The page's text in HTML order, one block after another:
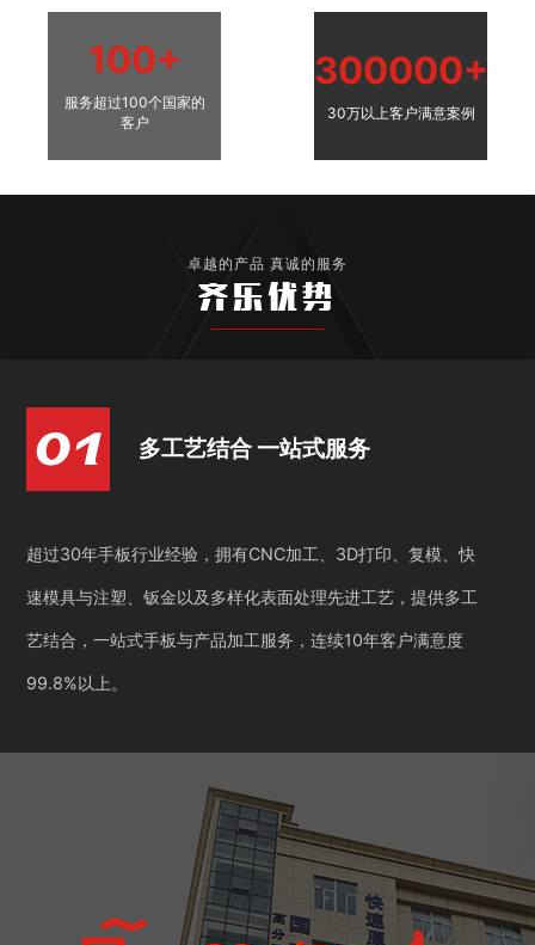
100+
服务超过100个国家的
客户
300000+
30万以上客户满意案例
卓越的产品 真诚的服务
齐乐优势
多工艺结合 一站式服务
超过30年手板行业经验，拥有CNC加工、3D打印、复模、快
速模具与注塑、钣金以及多样化表面处理先进工艺，提供多工
艺结合，一站式手板与产品加工服务，连续10年客户满意度
99.8%以上。